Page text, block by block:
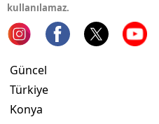
kullanılamaz.
Güncel
Türkiye
Konya